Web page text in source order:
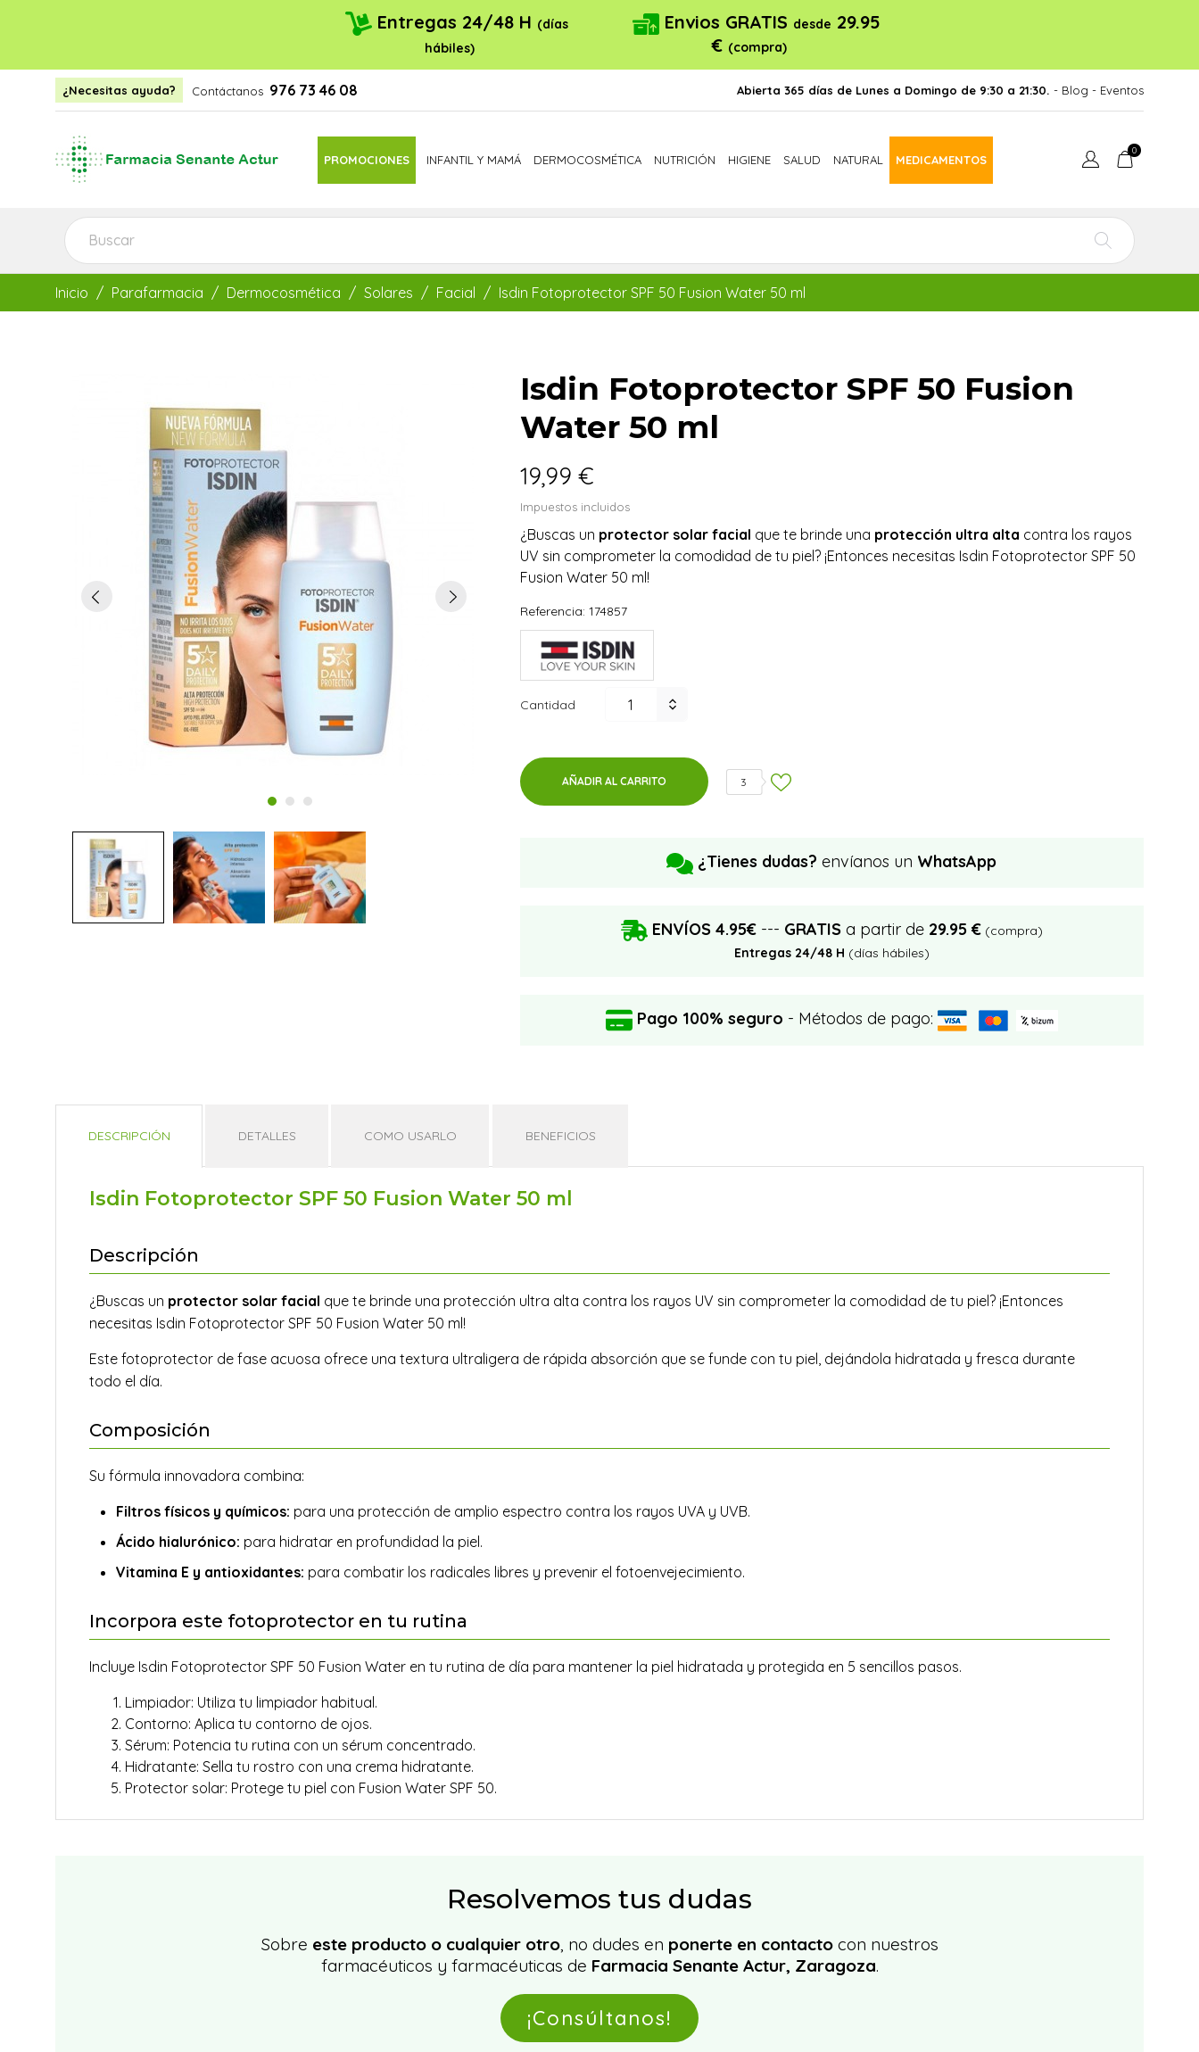
Entregas 24/48 H (días
hábiles)
Envios GRATIS desde 29.95
€ (compra)
¿Necesitas ayuda? Contáctanos 976 73 46 08 Abierta 365 días de Lunes a Domingo de 9:30 a 21:30. - Blog - Eventos
PROMOCIONES INFANTIL Y MAMÁ DERMOCOSMÉTICA NUTRICIÓN HIGIENE SALUD NATURAL MEDICAMENTOS
0
Inicio Parafarmacia Dermocosmética Solares Facial Isdin Fotoprotector SPF 50 Fusion Water 50 ml
Isdin Fotoprotector SPF 50 Fusion
Water 50 ml
19,99 €
Impuestos incluidos
¿Buscas un protector solar facial que te brinde una protección ultra alta contra los rayos
UV sin comprometer la comodidad de tu piel? ¡Entonces necesitas Isdin Fotoprotector SPF 50
Fusion Water 50 ml!
Referencia: 174857
Cantidad
AÑADIR AL CARRITO 3
¿Tienes dudas? envíanos un WhatsApp
ENVÍOS 4.95€ --- GRATISa partir de 29.95 €(compra)
Entregas 24/48 H (días hábiles)
Pago 100% seguro - Métodos de pago:
DESCRIPCIÓN DETALLES COMO USARLO BENEFICIOS
Isdin Fotoprotector SPF 50 Fusion Water 50 ml
Descripción
¿Buscas un protector solar facial que te brinde una protección ultra alta contra los rayos UV sin comprometer la comodidad de tu piel? ¡Entonces
necesitas Isdin Fotoprotector SPF 50 Fusion Water 50 ml!
Este fotoprotector de fase acuosa ofrece una textura ultraligera de rápida absorción que se funde con tu piel, dejándola hidratada y fresca durante
todo el día.
Composición
Su fórmula innovadora combina:
Filtros físicos y químicos: para una protección de amplio espectro contra los rayos UVA y UVB.
Ácido hialurónico: para hidratar en profundidad la piel.
Vitamina E y antioxidantes: para combatir los radicales libres y prevenir el fotoenvejecimiento.
Incorpora este fotoprotector en tu rutina
Incluye Isdin Fotoprotector SPF 50 Fusion Water en tu rutina de día para mantener la piel hidratada y protegida en 5 sencillos pasos.
Limpiador: Utiliza tu limpiador habitual.
Contorno: Aplica tu contorno de ojos.
Sérum: Potencia tu rutina con un sérum concentrado.
Hidratante: Sella tu rostro con una crema hidratante.
Protector solar: Protege tu piel con Fusion Water SPF 50.
Resolvemos tus dudas
Sobre este producto o cualquier otro, no dudes en ponerte en contactocon nuestros
farmacéuticos y farmacéuticas de Farmacia Senante Actur, Zaragoza.
¡Consúltanos!